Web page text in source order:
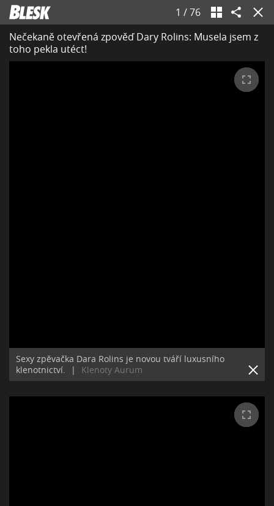
1 /76
Nečekaně otevřená zpověď Dary Rolins: Musela jsem z
toho pekla utéct!
Sexy zpěvačka Dara Rolins je novou tváří luxusního
klenotnictví.
| Klenoty Aurum